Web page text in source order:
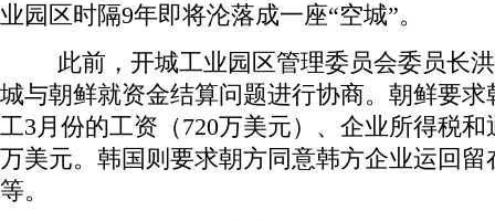
业园区时隔9年即将沦落成一座“空城”。
此前，开城工业园区管理委员会委员长
城与朝鲜就资金结算问题进行协商。朝鲜要
工3月份的工资（720万美元）、企业所得税和
万美元。韩国则要求朝方同意韩方企业运回
等。